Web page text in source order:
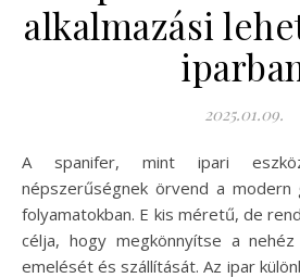
alkalmazási
2025.01.09.
A spanifer, mint ipari eszköz, egyre nagyobb
népszerűségnek örvend a modern
folyamatokban. E kis méretű, de
célja, hogy megkönnyítse a
emelését és szállítását. Az ipar